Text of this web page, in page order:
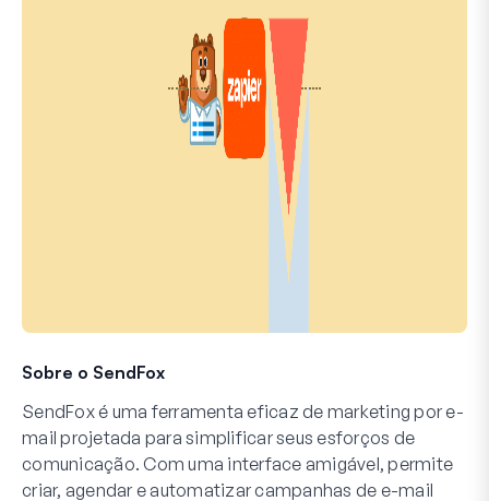
Sobre o SendFox
SendFox é uma ferramenta eficaz de marketing por e-
mail projetada para simplificar seus esforços de
comunicação. Com uma interface amigável, permite
criar, agendar e automatizar campanhas de e-mail